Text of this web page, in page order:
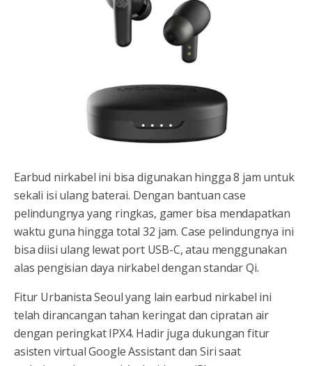
Earbud nirkabel ini bisa digunakan hingga 8 jam untuk
sekali isi ulang baterai. Dengan bantuan case
pelindungnya yang ringkas, gamer bisa mendapatkan
waktu guna hingga total 32 jam. Case pelindungnya ini
bisa diisi ulang lewat port USB-C, atau menggunakan
alas pengisian daya nirkabel dengan standar Qi.
Fitur Urbanista Seoul yang lain earbud nirkabel ini
telah dirancangan tahan keringat dan cipratan air
dengan peringkat IPX4. Hadir juga dukungan fitur
asisten virtual Google Assistant dan Siri saat